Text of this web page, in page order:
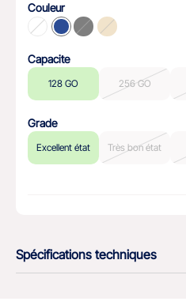
Couleur
Capacite
128 GO 256 GO
Grade
Excellent état Très bon état
Spécifications techniques